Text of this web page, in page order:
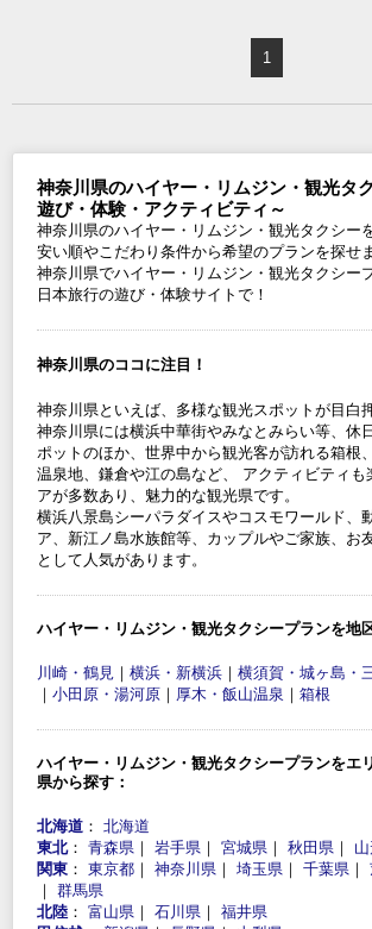
1
神奈川県のハイヤー・リムジン・観光タ
遊び・体験・アクティビティ～
神奈川県のハイヤー・リムジン・観光タクシー
安い順やこだわり条件から希望のプランを探せま
神奈川県でハイヤー・リムジン・観光タクシー
日本旅行の遊び・体験サイトで！
神奈川県のココに注目！
神奈川県といえば、多様な観光スポットが目白
神奈川県には横浜中華街やみなとみらい等、休
ポットのほか、世界中から観光客が訪れる箱根
温泉地、鎌倉や江の島など、 アクティビティも
アが多数あり、魅力的な観光県です。
横浜八景島シーパラダイスやコスモワールド、
ア、新江ノ島水族館等、カップルやご家族、お
として人気があります。
ハイヤー・リムジン・観光タクシープランを地
川崎・鶴見 ｜ 横浜・新横浜 ｜ 横須賀・城ヶ島・
｜ 小田原・湯河原 ｜ 厚木・飯山温泉 ｜ 箱根
ハイヤー・リムジン・観光タクシープランをエ
県から探す：
北海道 ： 北海道
東北： 青森県 ｜ 岩手県 ｜ 宮城県 ｜ 秋田県 ｜
関東 ： 東京都 ｜ 神奈川県 ｜ 埼玉県 ｜ 千葉県 ｜
｜ 群馬県
北陸 ： 富山県 ｜ 石川県 ｜ 福井県